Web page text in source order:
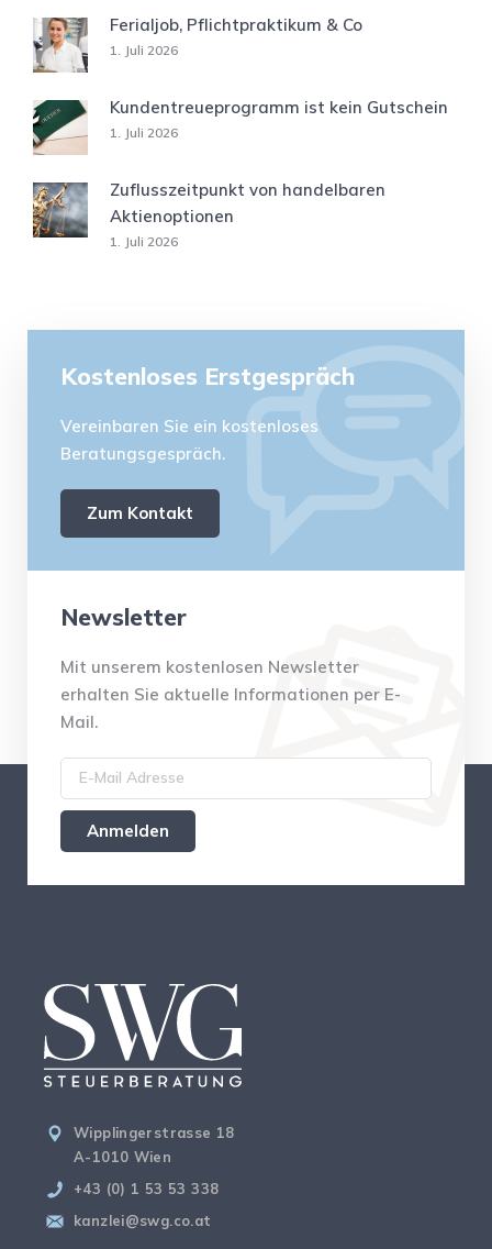
Ferialjob, Pflichtpraktikum & Co
1. Juli 2026
Kundentreueprogramm ist kein Gutschein
1. Juli 2026
Zuflusszeitpunkt von handelbaren
Aktienoptionen
1. Juli 2026
Kostenloses Erstgespräch
Vereinbaren Sie ein kostenloses
Beratungsgespräch.
Zum Kontakt
Newsletter
Mit unserem kostenlosen Newsletter
erhalten Sie aktuelle Informationen per E-
Mail.
Wipplingerstrasse 18
A-1010 Wien
+43 (0) 1 53 53 338
kanzlei@swg.co.at